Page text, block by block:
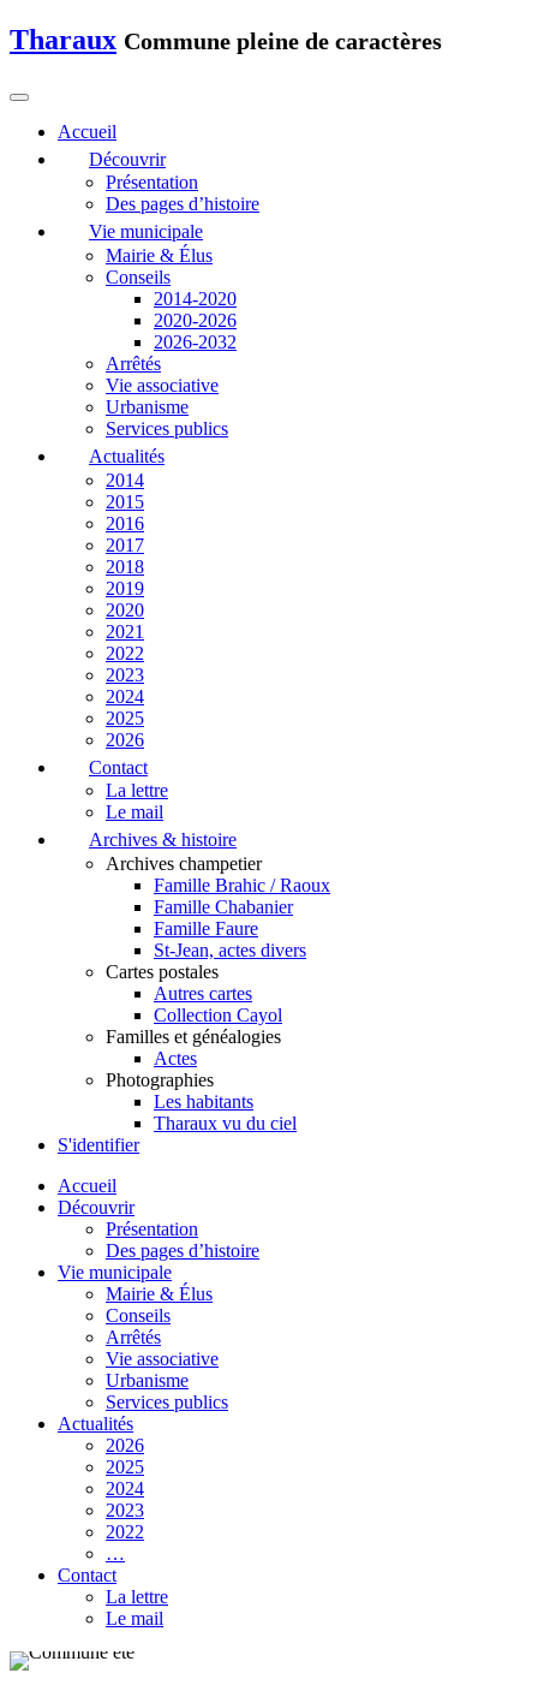
Tharaux Commune pleine de caractères
Accueil
Découvrir
Présentation
Des pages d’histoire
Vie municipale
Mairie & Élus
Conseils
2014-2020
2020-2026
2026-2032
Arrêtés
Vie associative
Urbanisme
Services publics
Actualités
2014
2015
2016
2017
2018
2019
2020
2021
2022
2023
2024
2025
2026
Contact
La lettre
Le mail
Archives & histoire
Archives champetier
Famille Brahic / Raoux
Famille Chabanier
Famille Faure
St-Jean, actes divers
Cartes postales
Autres cartes
Collection Cayol
Familles et généalogies
Actes
Photographies
Les habitants
Tharaux vu du ciel
S'identifier
Accueil
Découvrir
Présentation
Des pages d’histoire
Vie municipale
Mairie & Élus
Conseils
Arrêtés
Vie associative
Urbanisme
Services publics
Actualités
2026
2025
2024
2023
2022
…
Contact
La lettre
Le mail